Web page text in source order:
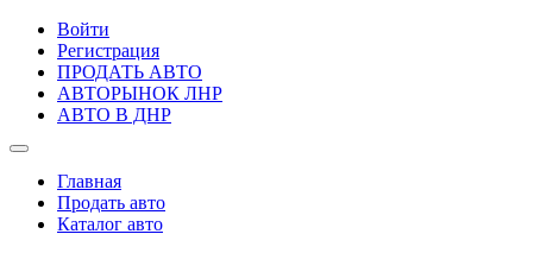
Войти
Регистрация
ПРОДАТЬ АВТО
АВТОРЫНОК ЛНР
АВТО В ДНР
Главная
Продать авто
Каталог авто